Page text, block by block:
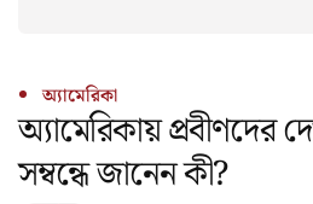
অ্যামেরিকা
অ্যামেরিকায় প্রবীণদের
সম্বন্ধে জানেন কী?